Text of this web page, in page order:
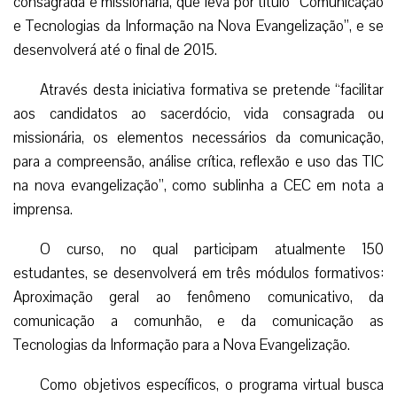
e Tecnologias da Informação na Nova Evangelização”, e se
desenvolverá até o final de 2015.
Através desta iniciativa formativa se pretende “facilitar
aos candidatos ao sacerdócio, vida consagrada ou
missionária, os elementos necessários da comunicação,
para a compreensão, análise crítica, reflexão e uso das TIC
na nova evangelização”, como sublinha a CEC em nota a
imprensa.
O curso, no qual participam atualmente 150
estudantes, se desenvolverá em três módulos formativos:
Aproximação geral ao fenômeno comunicativo, da
comunicação a comunhão, e da comunicação as
Tecnologias da Informação para a Nova Evangelização.
Como objetivos específicos, o programa virtual busca